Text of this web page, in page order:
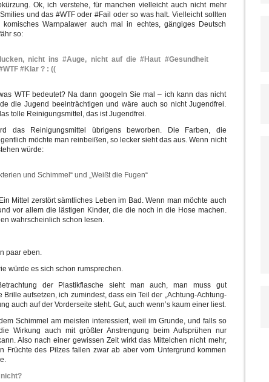
Ok, ich verstehe, für manchen vielleicht auch nicht mehr
und das #WTF oder #Fail oder so was halt. Vielleicht sollten
Warnpalawer auch mal in echtes, gängiges Deutsch
so:
nicht ins #Auge, nicht auf die #Haut #Gesundheit
#Klar ? : ((
WTF bedeutet? Na dann googeln Sie mal – ich kann das nicht
die Jugend beeinträchtigen und wäre auch so nicht Jugendfrei.
tolle Reinigungsmittel, das ist Jugendfrei.
das Reinigungsmittel übrigens beworben. Die Farben, die
möchte man reinbeißen, so lecker sieht das aus. Wenn nicht
würde:
und Schimmel“ und „Weißt die Fugen“
Mittel zerstört sämtliches Leben im Bad. Wenn man möchte auch
vor allem die lästigen Kinder, die die noch in die Hose machen.
wahrscheinlich schon lesen.
paar eben.
würde es sich schon rumsprechen.
der Plastikflasche sieht man auch, man muss gut
Brille aufsetzen, ich zumindest, dass ein Teil der „Achtung-Achtung-
auch auf der Vorderseite steht. Gut, auch wenn’s kaum einer liest.
Schimmel am meisten interessiert, weil im Grunde, und falls so
Wirkung auch mit größter Anstrengung beim Aufsprühen nur
Also nach einer gewissen Zeit wirkt das Mittelchen nicht mehr,
Früchte des Pilzes fallen zwar ab aber vom Untergrund kommen